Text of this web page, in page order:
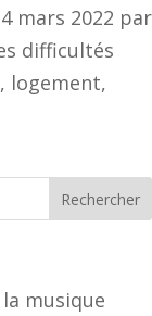
mars 2022 par
difficultés
logement,
musique